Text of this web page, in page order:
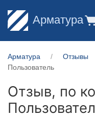
Арматура
Арматура Отзывы
Пользователь
Отзыв, по